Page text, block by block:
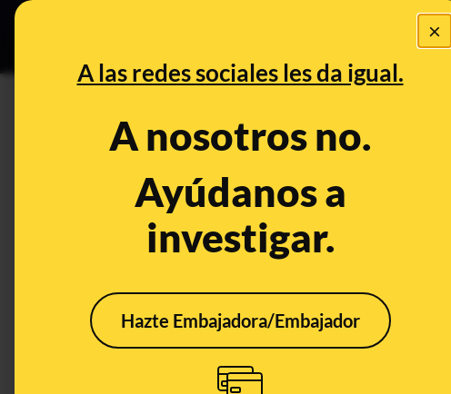
×
A las redes sociales les da igual.
A nosotros no.
Ayúdanos a
investigar.
Hazte Embajadora/Embajador
Bulos
PREBUNKING
¿La modelo May Allen Way
This content has NOT yet been
«La modelo May Allen Way tiene 109 años»
This content has not yet
May Allen way tiene 109 años? https://www.tiktok.com/
q=may%20allen%20way&t=1767353370574 https://